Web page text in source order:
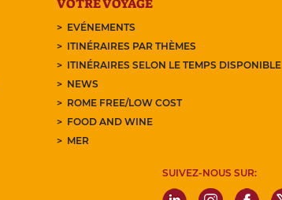
VOTRE VOYAGE
EVÉNEMENTS
ITINÉRAIRES PAR THÈMES
ITINÉRAIRES SELON LE TEMPS DISPONIBLE
NEWS
ROME FREE/LOW COST
FOOD AND WINE
MER
SUIVEZ-NOUS SUR: